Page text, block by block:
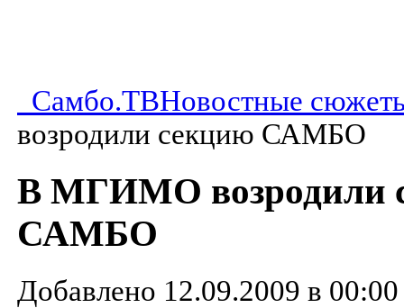
Самбо.ТВНовостные
возродили секцию САМБО
В МГИМО возродили
САМБО
Добавлено 12.09.2009 в 00:00